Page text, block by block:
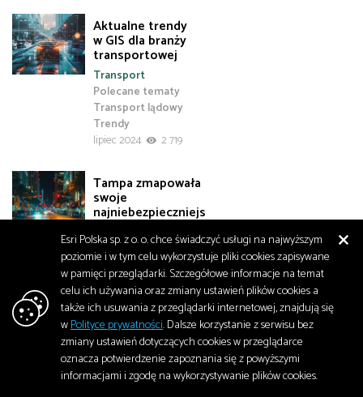
Aktualne trendy
w GIS dla branży
transportowej
Polecane tematy
Transport
Transport lądowy
Trendy
lipiec 2024
2 719
Tampa zmapowała
swoje
najniebezpieczniejs
zmniejszyć liczbę
śmiertelnych
wypadków
Bezpieczeństwo
Polecane tematy
lipiec 2024
1 870
Odbudowa
ukraińskiej
Esri Polska sp. z o. o. chce świadczyć usługi na najwyższym
poziomie i w tym celu wykorzystuje pliki cookies zapisywane
w pamięci przeglądarki. Szczegółowe informacje na temat
celu ich używania oraz zmiany ustawień plików cookies a
także ich usuwania z przeglądarki internetowej, znajdują się
wPolityce prywatności. Dalsze korzystanie z serwisu bez
zmiany ustawień dotyczących cookies w przeglądarce
oznacza potwierdzenie zapoznania się z powyższymi
informacjami i zgodę na wykorzystywanie plików cookies.